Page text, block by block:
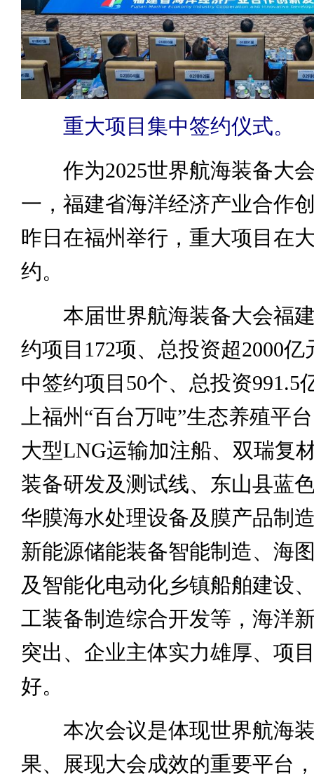
重大项目集中签约仪式。
作为2025世界航海装备大
一，福建省海洋经济产业合作
昨日在福州举行，重大项目在
约。
本届世界航海装备大会福建
约项目172项、总投资超2000亿
中签约项目50个、总投资991.5
上福州“百台万吨”生态养殖平
大型LNG运输加注船、双瑞复
装备研发及测试线、东山县蓝
华膜海水处理设备及膜产品制
新能源储能装备智能制造、海
及智能化电动化乡镇船舶建设
工装备制造综合开发等，海洋
突出、企业主体实力雄厚、项
好。
本次会议是体现世界航海装
果、展现大会成效的重要平台